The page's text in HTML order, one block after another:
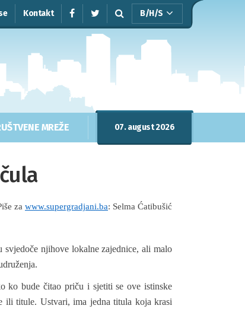
Kontakt B/H/S
MREŽE 07. august 2026
za www.supergradjani.ba: Selma Ćatibušić
njihove lokalne zajednice, ali malo
ko bude čitao priču i sjetiti se ove istinske
ili titule. Ustvari, ima jedna titula koja krasi